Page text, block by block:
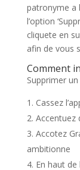
patronyme a
l’option
cliquete en
afin de vous
Comment
Supprimer
Cassez
Accentuez
Accotez
ambitionne
En haut de